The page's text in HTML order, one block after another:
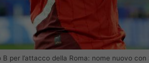
B per l’attacco della Roma: nome nuovo